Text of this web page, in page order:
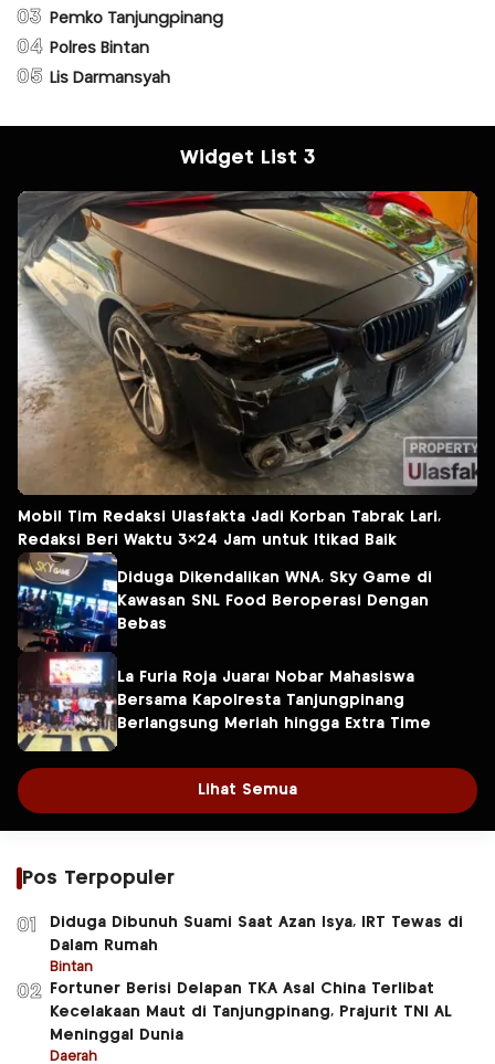
03 Pemko Tanjungpinang
04 Polres Bintan
05 Lis Darmansyah
Widget List 3
Mobil Tim Redaksi Ulasfakta Jadi Korban Tabrak Lari,
Redaksi Beri Waktu 3×24 Jam untuk Itikad Baik
Diduga Dikendalikan WNA, Sky Game di
Kawasan SNL Food Beroperasi Dengan
Bebas
La Furia Roja Juara! Nobar Mahasiswa
Bersama Kapolresta Tanjungpinang
Berlangsung Meriah hingga Extra Time
Lihat Semua
Pos Terpopuler
01
Diduga Dibunuh Suami Saat Azan Isya, IRT Tewas di
Dalam Rumah
Bintan
02
Fortuner Berisi Delapan TKA Asal China Terlibat
Kecelakaan Maut di Tanjungpinang, Prajurit TNI AL
Meninggal Dunia
Daerah